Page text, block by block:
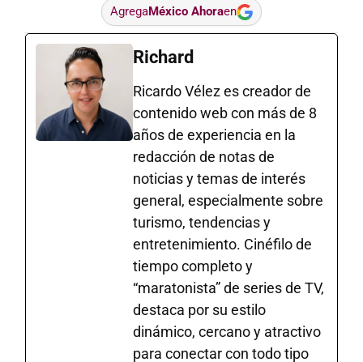
AgregaMéxico Ahoraen
Richard
Ricardo Vélez es creador de
contenido web con más de 8
años de experiencia en la
redacción de notas de
noticias y temas de interés
general, especialmente sobre
turismo, tendencias y
entretenimiento. Cinéfilo de
tiempo completo y
“maratonista” de series de TV,
destaca por su estilo
dinámico, cercano y atractivo
para conectar con todo tipo